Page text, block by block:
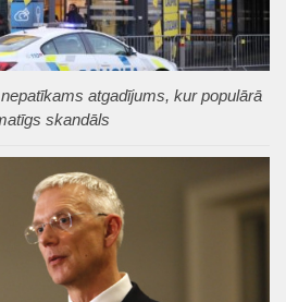
atgadījums, kur populārā
skandāls